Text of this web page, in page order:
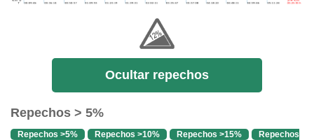
Ocultar repechos
Repechos > 5%
Repechos >5% Repechos >10% Repechos >15%
Repechos